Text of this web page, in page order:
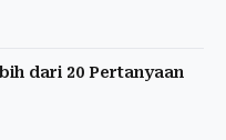
dari 20 Pertanyaan